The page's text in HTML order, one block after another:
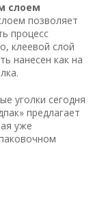
слоем
позволяет
процесс
клеевой слой
нанесен как на
уголки сегодня
предлагает
уже